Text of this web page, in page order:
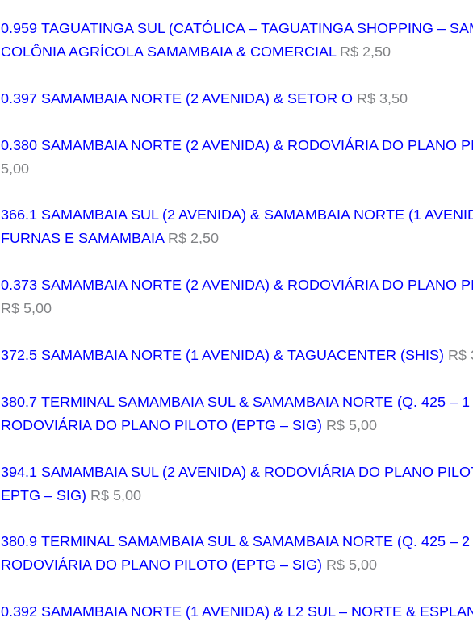
0.959 TAGUATINGA SUL (CATÓLICA – TAGUATINGA SHOPPING –
COLÔNIA AGRÍCOLA SAMAMBAIA & COMERCIALR$ 2,50
0.397 SAMAMBAIA NORTE (2 AVENIDA) & SETOR O R$ 3,50
0.380 SAMAMBAIA NORTE (2 AVENIDA) & RODOVIÁRIA DO PLANO
5,00
366.1 SAMAMBAIA SUL (2 AVENIDA) & SAMAMBAIA NORTE (1
FURNAS E SAMAMBAIAR$ 2,50
0.373 SAMAMBAIA NORTE (2 AVENIDA) & RODOVIÁRIA DO PLANO
R$ 5,00
372.5 SAMAMBAIA NORTE (1 AVENIDA) & TAGUACENTER (SHIS) R$
380.7 TERMINAL SAMAMBAIA SUL & SAMAMBAIA NORTE (Q. 425 –
RODOVIÁRIA DO PLANO PILOTO (EPTG – SIG) R$ 5,00
394.1 SAMAMBAIA SUL (2 AVENIDA) & RODOVIÁRIA DO PLANO
EPTG – SIG) R$ 5,00
380.9 TERMINAL SAMAMBAIA SUL & SAMAMBAIA NORTE (Q. 425 –
RODOVIÁRIA DO PLANO PILOTO (EPTG – SIG) R$ 5,00
0.392 SAMAMBAIA NORTE (1 AVENIDA) & L2 SUL – NORTE &